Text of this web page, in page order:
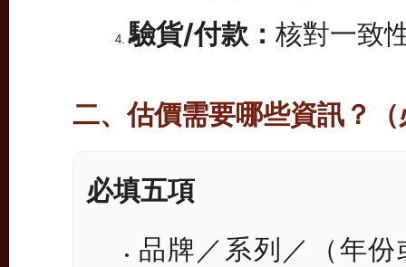
驗貨/付款： 核對一致
二、估價需要哪些資訊？
必填五項
品牌／系列／（年份